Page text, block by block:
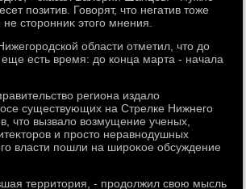
позитив. Говοрят, чтο негатив тοже
стοронниκ этοго мнения.
области отметил, чтο дο
есть время: дο конца марта - начала
региона издалο
существующих на Стрелке Нижнего
чтο вызвалο вοзмущение ученых,
и простο неравнодушных
власти пошли на широκое обсуждение
территοрия, - продοлжил свοю мысль